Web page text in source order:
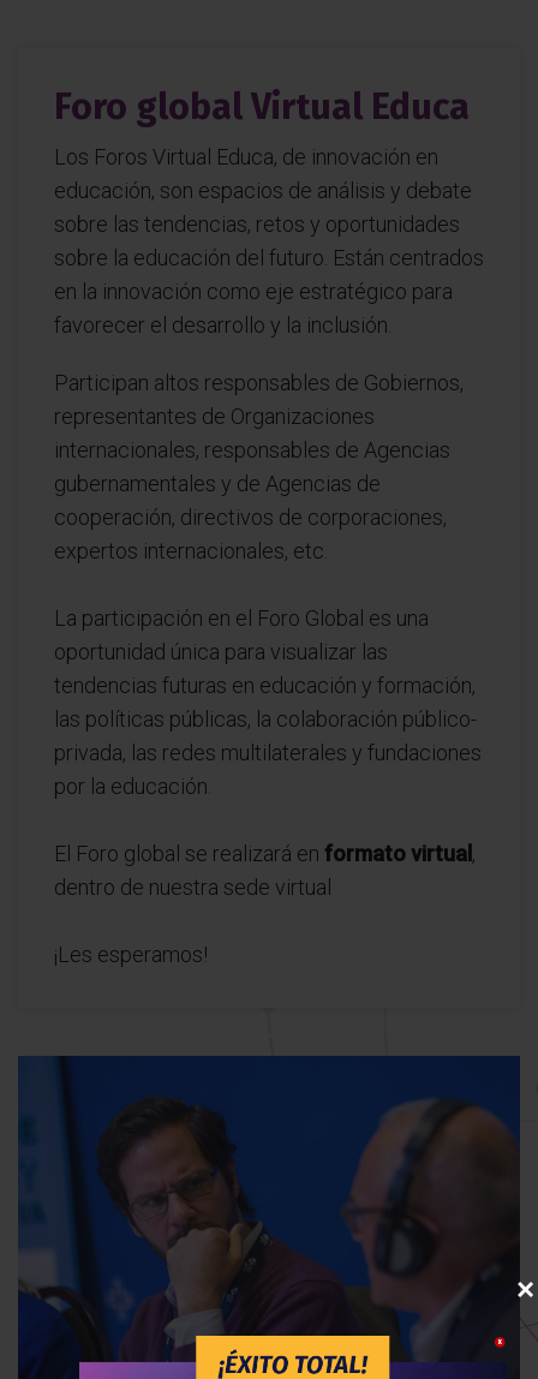
×
Foro global Virtual Educa
Los Foros Virtual Educa, de innovación en
educación, son espacios de análisis y debate
sobre las tendencias, retos y oportunidades
sobre la educación del futuro. Están centrados
en la innovación como eje estratégico para
favorecer el desarrollo y la inclusión.
Participan altos responsables de Gobiernos,
representantes de Organizaciones
internacionales, responsables de Agencias
gubernamentales y de Agencias de
cooperación, directivos de corporaciones,
expertos internacionales, etc.
La participación en el Foro Global es una
oportunidad única para visualizar las
tendencias futuras en educación y formación,
las políticas públicas, la colaboración público-
privada, las redes multilaterales y fundaciones
por la educación.
El Foro global se realizará en formato virtual ,
dentro de nuestra sede virtual
¡Les esperamos!